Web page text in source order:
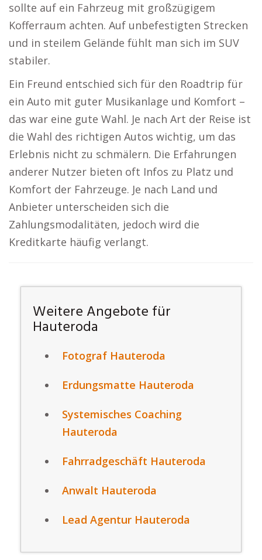
sollte auf ein Fahrzeug mit großzügigem
Kofferraum achten. Auf unbefestigten Strecken
und in steilem Gelände fühlt man sich im SUV
stabiler.
Ein Freund entschied sich für den Roadtrip für
ein Auto mit guter Musikanlage und Komfort –
das war eine gute Wahl. Je nach Art der Reise ist
die Wahl des richtigen Autos wichtig, um das
Erlebnis nicht zu schmälern. Die Erfahrungen
anderer Nutzer bieten oft Infos zu Platz und
Komfort der Fahrzeuge. Je nach Land und
Anbieter unterscheiden sich die
Zahlungsmodalitäten, jedoch wird die
Kreditkarte häufig verlangt.
Weitere Angebote für
Hauteroda
Fotograf Hauteroda
Erdungsmatte Hauteroda
Systemisches Coaching
Hauteroda
Fahrradgeschäft Hauteroda
Anwalt Hauteroda
Lead Agentur Hauteroda